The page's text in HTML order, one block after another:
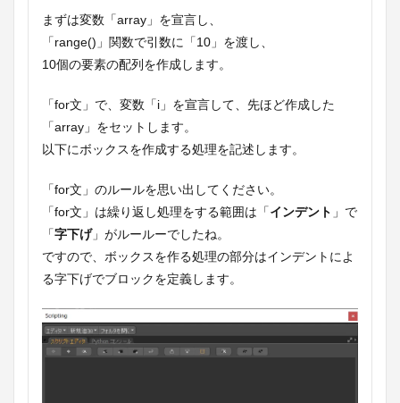
まずは変数「array」を宣言し、
「range()」関数で引数に「10」を渡し、
10個の要素の配列を作成します。
「for文」で、変数「i」を宣言して、先ほど作成した
「array」をセットします。
以下にボックスを作成する処理を記述します。
「for文」のルールを思い出してください。
「for文」は繰り返し処理をする範囲は「インデント 」で
「字下げ」がルールーでしたね。
ですので、ボックスを作る処理の部分はインデントによ
る字下げでブロックを定義します。